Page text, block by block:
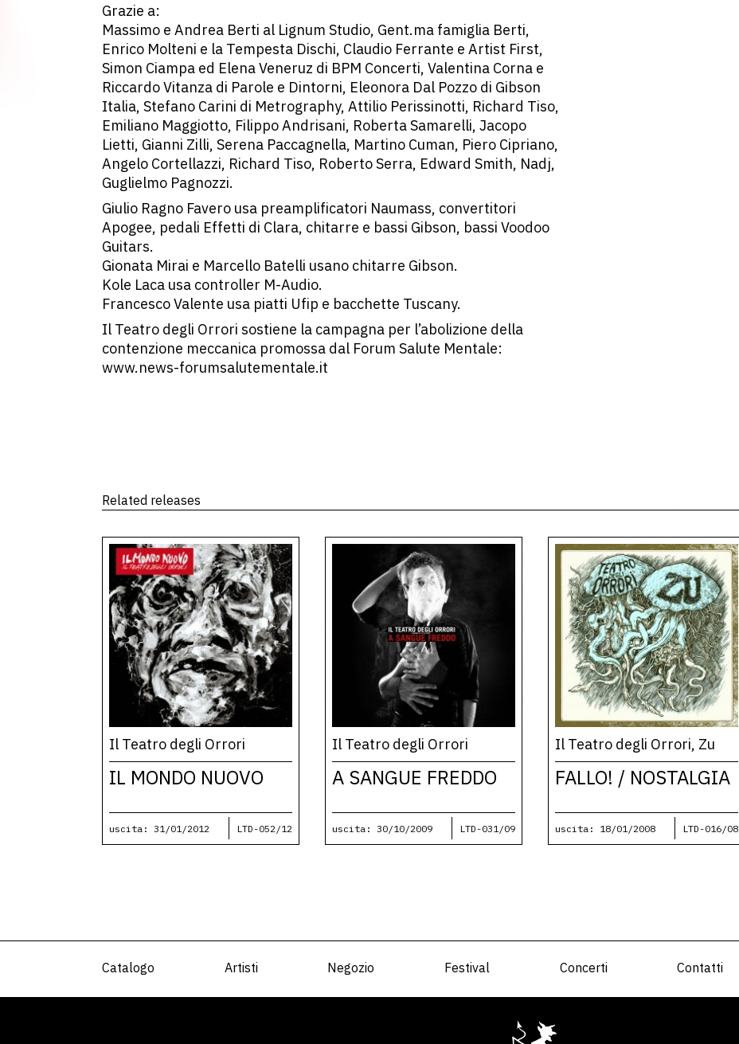
Grazie a:
Massimo e Andrea Berti al Lignum Studio, Gent.ma famiglia Berti,
Enrico Molteni e la Tempesta Dischi, Claudio Ferrante e Artist First,
Simon Ciampa ed Elena Veneruz di BPM Concerti, Valentina Corna e
Riccardo Vitanza di Parole e Dintorni, Eleonora Dal Pozzo di Gibson
Italia, Stefano Carini di Metrography, Attilio Perissinotti, Richard Tiso,
Emiliano Maggiotto, Filippo Andrisani, Roberta Samarelli, Jacopo
Lietti, Gianni Zilli, Serena Paccagnella, Martino Cuman, Piero Cipriano,
Angelo Cortellazzi, Richard Tiso, Roberto Serra, Edward Smith, Nadj,
Guglielmo Pagnozzi.
Giulio Ragno Favero usa preamplificatori Naumass, convertitori
Apogee, pedali Effetti di Clara, chitarre e bassi Gibson, bassi Voodoo
Guitars.
Gionata Mirai e Marcello Batelli usano chitarre Gibson.
Kole Laca usa controller M-Audio.
Francesco Valente usa piatti Ufip e bacchette Tuscany.
Il Teatro degli Orrori sostiene la campagna per l’abolizione della
contenzione meccanica promossa dal Forum Salute Mentale:
www.news-forumsalutementale.it
Related releases
Il Teatro degli Orrori
IL MONDO NUOVO
uscita: 31/01/2012 LTD-052/12
Il Teatro degli Orrori
A SANGUE FREDDO
uscita: 30/10/2009 LTD-031/09
Il Teatro degli Orrori, Zu
FALLO! / NOSTALGIA
uscita: 18/01/2008 LTD-016/08
Catalogo Artisti Negozio Festival Concerti Contatti